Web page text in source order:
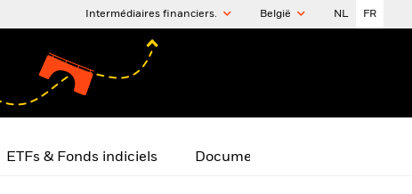
Intermédiaires financiers. België NL FR
ETFs & Fonds indiciels Documents